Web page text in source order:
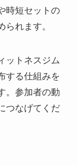
時短セットの
れます。
ットネスジム
する仕組みを
。参加者の動
つなげてくだ